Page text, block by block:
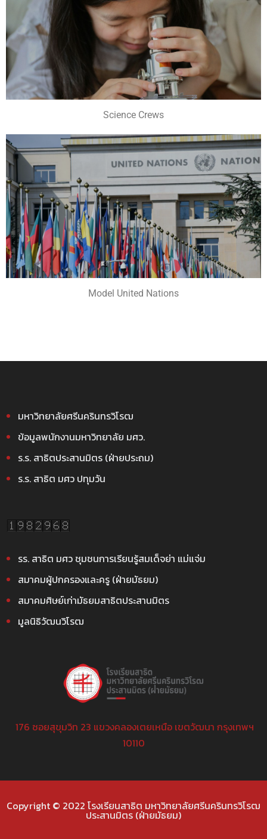
Science Crews
Model United Nations
มหาวิทยาลัยศรีนครินทรวิโรฒ
ข้อมูลพนักงานมหาวิทยาลัย มศว.
ร.ร. สาธิตประสานมิตร (ฝ่ายประถม)
ร.ร. สาธิต มศว ปทุมวัน
รร. สาธิต มศว ชุมชนการเรียนรู้สมเด็จย่า แม่แจ่ม
สมาคมผู้ปกครองและครู (ฝ่ายมัธยม)
สมาคมศิษย์เก่ามัธยมสาธิตประสานมิตร
มูลนิธิวัฒนวิโรฒ
176 ซอยสุขุมวิท 23 แขวงคลองเตยเหนือ เขตวัฒนา กรุงเทพฯ
10110
Copyright © 2022 โรงเรียนสาธิต มหาวิทยาลัยศรีนครินทรวิโรฒ
ประสานมิตร (ฝ่ายมัธยม)